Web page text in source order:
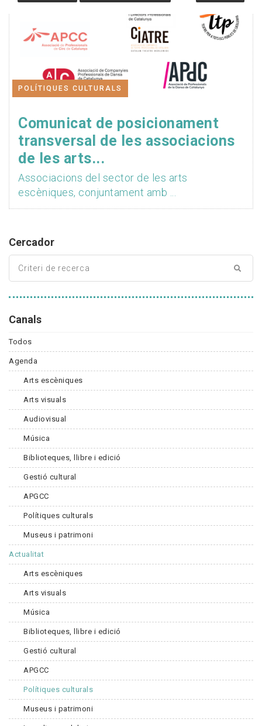
POLÍTIQUES CULTURALS
Comunicat de posicionament
transversal de les associacions
de les arts...
Associacions del sector de les arts
escèniques, conjuntament amb ...
Cercador
Canals
Todos
Agenda
Arts escèniques
Arts visuals
Audiovisual
Música
Biblioteques, llibre i edició
Gestió cultural
APGCC
Polítiques culturals
Museus i patrimoni
Actualitat
Arts escèniques
Arts visuals
Música
Biblioteques, llibre i edició
Gestió cultural
APGCC
Polítiques culturals
Museus i patrimoni